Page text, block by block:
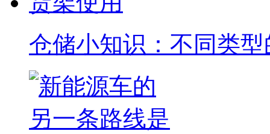
仓储小知识：不同类